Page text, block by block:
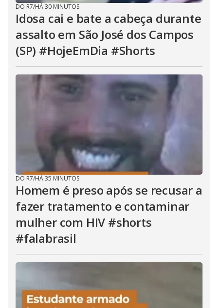
DO R7/HÁ 30 MINUTOS
Idosa cai e bate a cabeça durante
assalto em São José dos Campos
(SP) #HojeEmDia #Shorts
DO R7/HÁ 35 MINUTOS
Homem é preso após se recusar a
fazer tratamento e contaminar
mulher com HIV #shorts
#falabrasil